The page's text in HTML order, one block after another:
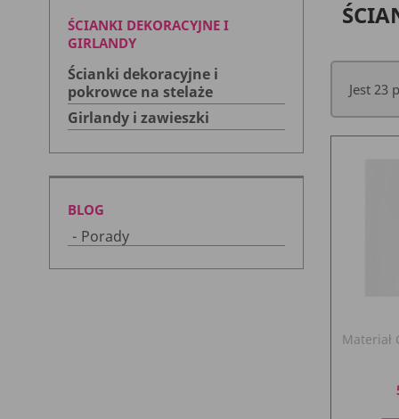
ŚCIANKI DEKORACYJNE I
GIRLANDY
Ścianki dekoracyjne i
pokrowce na stelaże
Girlandy i zawieszki
BLOG
Porady
Jest 23
Materiał